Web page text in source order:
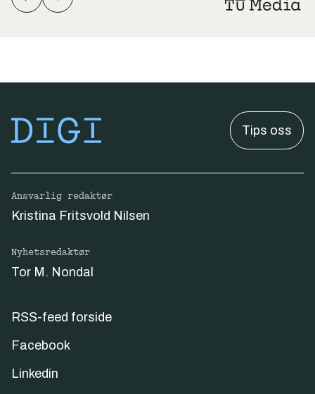
Tips oss
Ansvarlig redaktør
Kristina Fritsvold Nilsen
Nyhetsredaktør
Tor M. Nondal
RSS-feed forside
Facebook
Linkedin